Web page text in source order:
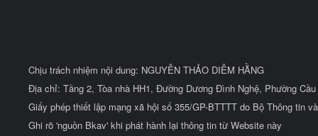
Chịu trách nhiệm nội dung: NGUYỄN THẢO DIỄM HẰNG
Địa chỉ: Tầng 2, Tòa nhà HH1, Đường Dương Đình Nghệ, Phường
Giấy phép thiết lập mạng xã hội số 355/GP-BTTTT do Bộ Thông tin
Ghi rõ 'nguồn Bkav' khi phát hành lại thông tin từ Website này